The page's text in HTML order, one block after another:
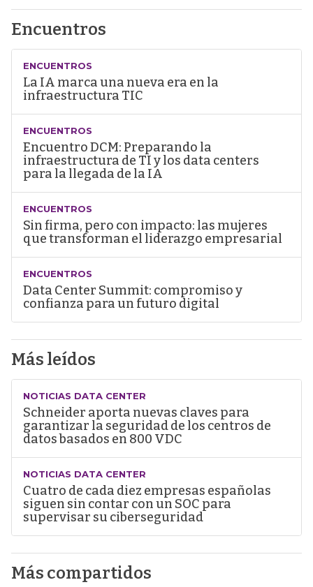
Encuentros
ENCUENTROS
La IA marca una nueva era en la
infraestructura TIC
ENCUENTROS
Encuentro DCM: Preparando la
infraestructura de TI y los data centers
para la llegada de la IA
ENCUENTROS
Sin firma, pero con impacto: las mujeres
que transforman el liderazgo empresarial
ENCUENTROS
Data Center Summit: compromiso y
confianza para un futuro digital
Más leídos
NOTICIAS DATA CENTER
Schneider aporta nuevas claves para
garantizar la seguridad de los centros de
datos basados en 800 VDC
NOTICIAS DATA CENTER
Cuatro de cada diez empresas españolas
siguen sin contar con un SOC para
supervisar su ciberseguridad
Más compartidos